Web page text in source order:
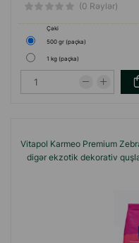
(0 Rəylər)
Çəki
500 gr (paçka)
1 kg (paçka)
Vitapol Karmeo Premium
digər ekzotik dekorativ